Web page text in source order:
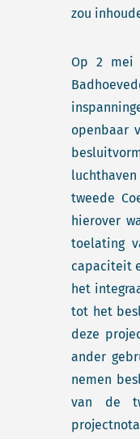
zou
Op 2 mei
openbaar
tweede
hierover
toelating
capaciteit
het
tot het
deze
ander
nemen
van de